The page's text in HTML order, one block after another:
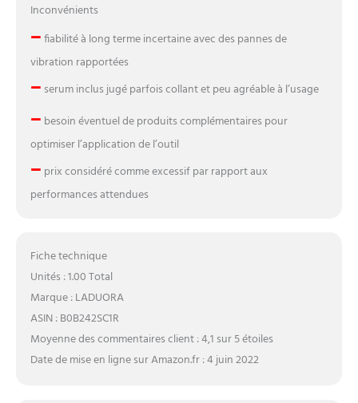
Inconvénients
–fiabilité à long terme incertaine avec des pannes de
vibration rapportées
– serum inclus jugé parfois collant et peu agréable à l’usage
– besoin éventuel de produits complémentaires pour
optimiser l’application de l’outil
– prix considéré comme excessif par rapport aux
performances attendues
Fiche technique
Unités : 1.00 Total
Marque : LADUORA
ASIN : B0B242SC1R
Moyenne des commentaires client : 4,1 sur 5 étoiles
Date de mise en ligne sur Amazon.fr : 4 juin 2022